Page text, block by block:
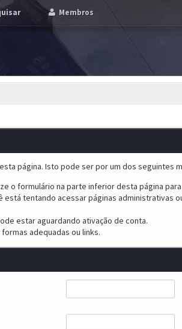
Membros
página. Isto pode ser por um dos seguintes
o formulário na parte inferior desta página
tentando acessar páginas administrativas
estar aguardando ativação de conta.
adequadas ou links.